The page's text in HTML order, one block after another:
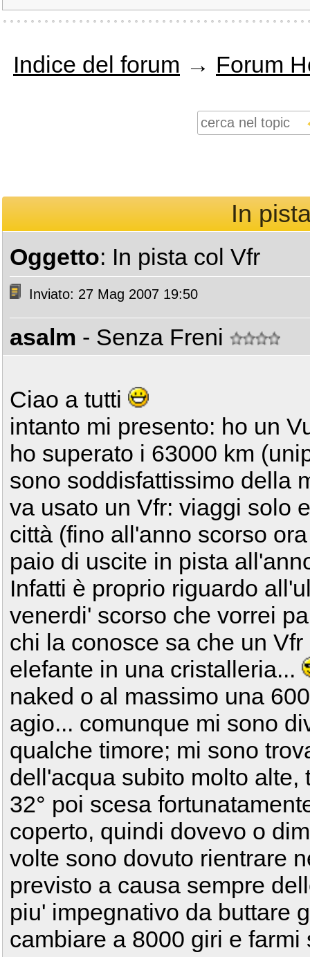
Indice del forum → Forum
In
Oggetto: In pista col Vfr
Inviato: 27 Mag 2007 19:50
asalm - Senza Freni
Ciao a tutti
intanto mi presento: ho un
ho superato i 63000 km
sono soddisfattissimo della
va usato un Vfr: viaggi solo
città (fino all'anno scorso
paio di uscite in pista
Infatti è proprio riguardo
venerdi' scorso che vorrei
chi la conosce sa che un
elefante in una cristalleria...
naked o al massimo una
agio... comunque mi sono
qualche timore; mi sono
dell'acqua subito molto
32° poi scesa
coperto, quindi dovevo o
volte sono dovuto rientrare
previsto a causa sempre
piu' impegnativo da buttare
cambiare a 8000 giri e